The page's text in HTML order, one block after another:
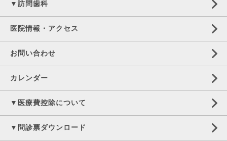
▼訪問歯科
医院情報・アクセス
お問い合わせ
カレンダー
▼医療費控除について
▼問診票ダウンロード